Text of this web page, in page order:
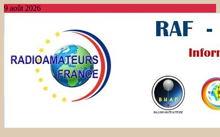
9 août 2026